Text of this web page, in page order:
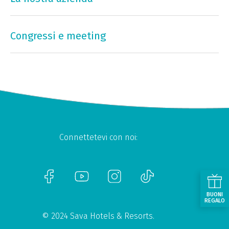
Congressi e meeting
Connettetevi con noi:
© 2024 Sava Hotels & Resorts.
BUONI
REGALO